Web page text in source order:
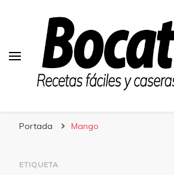
Portada Mango
ETIQUETA